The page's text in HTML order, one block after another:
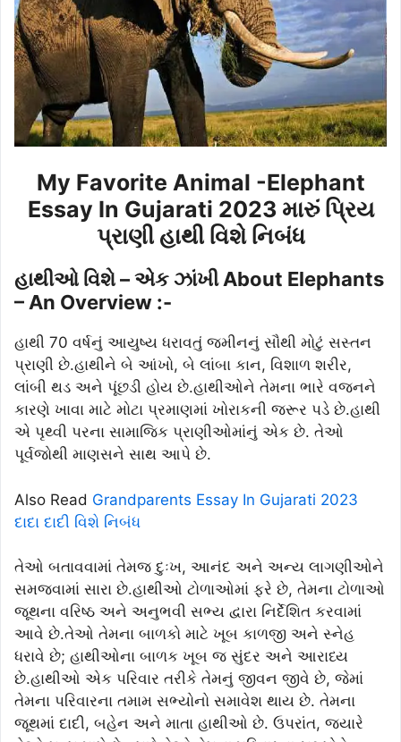
My Favorite Animal -Elephant
Essay In Gujarati 2023 મારું પ્રિય
પ્રાણી હાથી વિશે નિબંધ
હાથીઓ વિશે – એક ઝાંખી About Elephants
– An Overview :-
હાથી 70 વર્ષનું આયુષ્ય ધરાવતું જમીનનું સૌથી મોટું સસ્તન
પ્રાણી છે.હાથીને બે આંખો, બે લાંબા કાન, વિશાળ શરીર,
લાંબી થડ અને પૂંછડી હોય છે.હાથીઓને તેમના ભારે વજનને
કારણે ખાવા માટે મોટા પ્રમાણમાં ખોરાકની જરૂર પડે છે.હાથી
એ પૃથ્વી પરના સામાજિક પ્રાણીઓમાંનું એક છે. તેઓ
પૂર્વજોથી માણસને સાથ આપે છે.
Also Read Grandparents Essay In Gujarati 2023
દાદા દાદી વિશે નિબંધ
તેઓ બતાવવામાં તેમજ દુઃખ, આનંદ અને અન્ય લાગણીઓને
સમજવામાં સારા છે.હાથીઓ ટોળાઓમાં ફરે છે, તેમના ટોળાઓ
જૂથના વરિષ્ઠ અને અનુભવી સભ્ય દ્વારા નિર્દેશિત કરવામાં
આવે છે.તેઓ તેમના બાળકો માટે ખૂબ કાળજી અને સ્નેહ
ધરાવે છે; હાથીઓના બાળક ખૂબ જ સુંદર અને આરાધ્ય
છે.હાથીઓ એક પરિવાર તરીકે તેમનું જીવન જીવે છે, જેમાં
તેમના પરિવારના તમામ સભ્યોનો સમાવેશ થાય છે. તેમના
જૂથમાં દાદી, બહેન અને માતા હાથીઓ છે. ઉપરાંત, જ્યારે